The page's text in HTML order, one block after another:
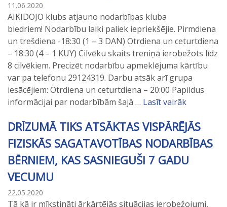
11.06.2020
AIKIDOJO klubs atjauno nodarbības kluba
biedriem! Nodarbību laiki paliek iepriekšējie. Pirmdiena
un trešdiena -18:30 (1 – 3 DAN) Otrdiena un ceturtdiena
– 18:30 (4 – 1 KUY) Cilvēku skaits treniņā ierobežots līdz
8 cilvēkiem. Precizēt nodarbību apmeklējuma kārtību
var pa telefonu 29124319. Darbu atsāk arī grupa
iesācējiem: Otrdiena un ceturtdiena – 20:00 Papildus
informācijai par nodarbībām šajā … Lasīt vairāk
DRĪZUMĀ TIKS ATSĀKTAS VISPĀRĒJĀS
FIZISKĀS SAGATAVOTĪBAS NODARBĪBAS
BĒRNIEM, KAS SASNIEGUŠI 7 GADU
VECUMU
22.05.2020
Tā kā ir mīkstināti ārkārtējās situācijas ierobežojumi,